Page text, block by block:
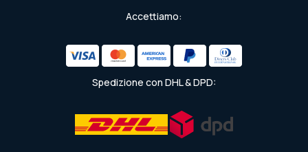
Accettiamo:
Spedizione con DHL & DPD: